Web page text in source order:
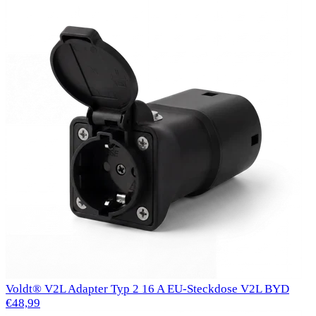
Voldt® V2L Adapter Typ 2 16 A EU-Steckdose V2L BYD
€48,99